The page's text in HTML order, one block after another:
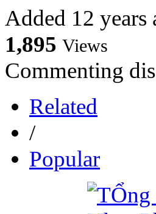
Added 12 years
1,895 Views
Commenting
Related
/
Popular